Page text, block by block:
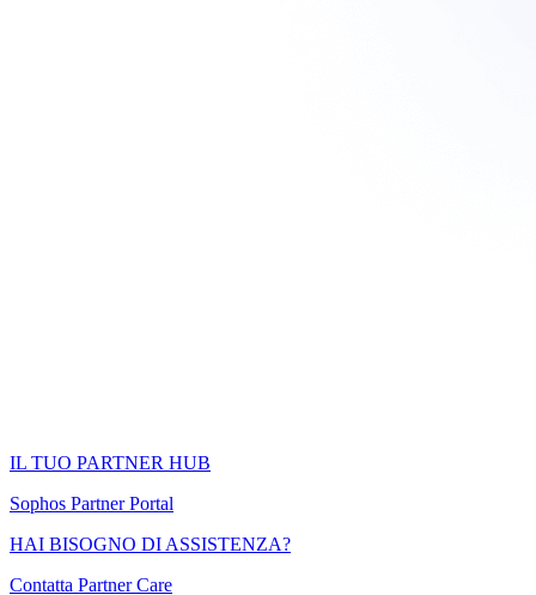
IL TUO PARTNER HUB
Sophos Partner Portal
HAI BISOGNO DI ASSISTENZA?
Contatta Partner Care